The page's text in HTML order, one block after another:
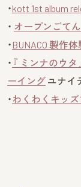
・kott 1st album
・ オープンごて
・ BUNACO 製作体
・ 『 ミンナのウ
ーイング ユナイ
・わくわくキッ